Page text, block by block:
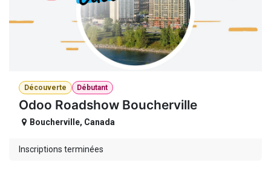
Découverte Débutant
Odoo Roadshow Boucherville
Boucherville, Canada
Inscriptions terminées